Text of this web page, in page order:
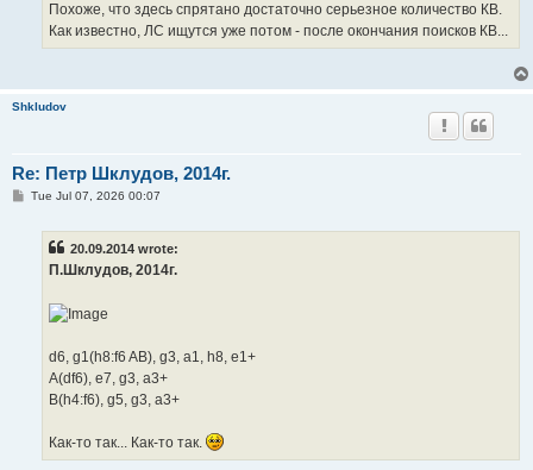
Похоже, что здесь спрятано достаточно серьезное количество КВ.
Как известно, ЛС ищутся уже потом - после окончания поисков КВ...
Shkludov
Re: Петр Шклудов, 2014г.
PTue Jul 07, 2026 00:07
20.09.2014 wrote:
П.Шклудов, 2014г.
d6, g1(h8:f6 AB), g3, a1, h8, e1+
A(df6), e7, g3, a3+
B(h4:f6), g5, g3, a3+
Как-то так... Как-то так.